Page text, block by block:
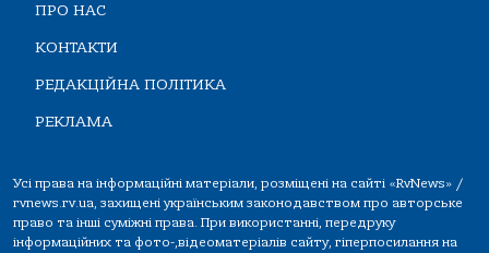
ПРО НАС
КОНТАКТИ
РЕДАКЦІЙНА ПОЛІТИКА
РЕКЛАМА
Усі права на інформаційні матеріали, розміщені на сайті «RvNews» /
rvnews.rv.ua, захищені українським законодавством про авторське
право та інші суміжні права. При використанні, передруку
інформаційних та фото-,відеоматеріалів сайту, гіперпосилання на